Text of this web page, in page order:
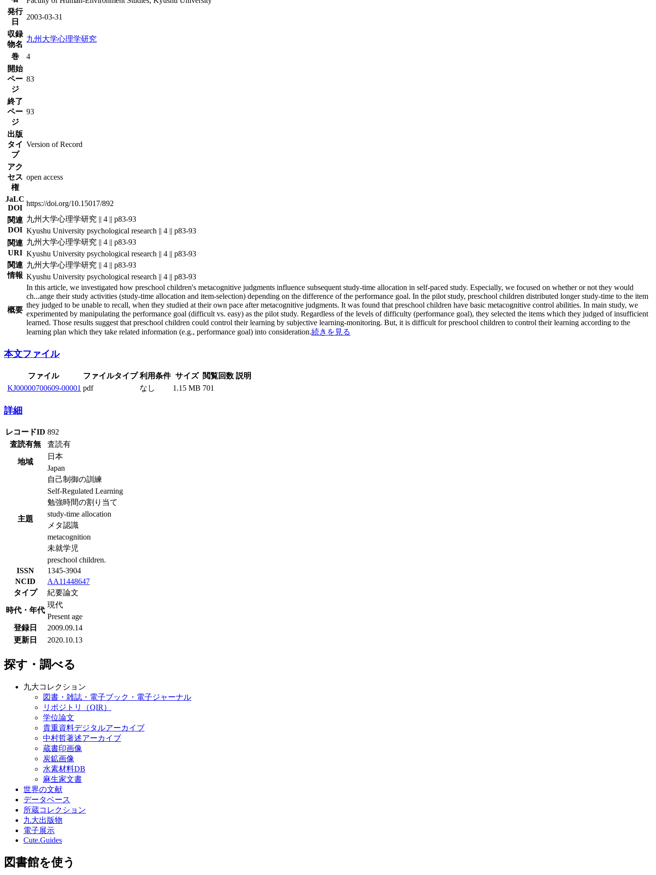
発行
日
2003-03-31
収録
物名
九州大学心理学研究
巻
4
開始
ペー
ジ
83
終了
ペー
ジ
93
出版
タイ
プ
Version of Record
アク
セス
権
open access
JaLC
DOI
https://doi.org/10.15017/892
関連
DOI
九州大学心理学研究 || 4 || p83-93
Kyushu University psychological research || 4 || p83-93
関連
URI
九州大学心理学研究 || 4 || p83-93
Kyushu University psychological research || 4 || p83-93
関連
情報
九州大学心理学研究 || 4 || p83-93
Kyushu University psychological research || 4 || p83-93
概要
In this article, we investigated how preschool children's metacognitive judgments influence subsequent study-time allocation in self-paced study. Especially, we focused on whether or not they would
ch...ange their study activities (study-time allocation and item-selection) depending on the difference of the performance goal. In the pilot study, preschool children distributed longer study-time to the item
they judged to be unable to recall, when they studied at their own pace after metacognitive judgments. It was found that preschool children have basic metacognitive control abilities. In main study, we
experimented by manipulating the performance goal (difficult vs. easy) as the pilot study. Regardless of the levels of difficulty (performance goal), they selected the items which they judged of insufficient
learned. Those results suggest that preschool children could control their learning by subjective learning-monitoring. But, it is difficult for preschool children to control their learning according to the
learning plan which they take related information (e.g., performance goal) into consideration.続きを見る
本文ファイル
ファイル ファイルタイプ 利用条件 サイズ 閲覧回数 説明
KJ00000700609-00001 pdf なし 1.15 MB 701
詳細
レコードID 892
査読有無
査読有
地域
日本
Japan
主題
自己制御の訓練
Self-Regulated Learning
勉強時間の割り当て
study-time allocation
メタ認識
metacognition
未就学児
preschool children.
ISSN
1345-3904
NCID
AA11448647
タイプ
紀要論文
時代・年代
現代
Present age
登録日
2009.09.14
更新日
2020.10.13
探す・調べる
九大コレクション
図書・雑誌・電子ブック・電子ジャーナル
リポジトリ（QIR）
学位論文
貴重資料デジタルアーカイブ
中村哲著述アーカイブ
蔵書印画像
炭鉱画像
水素材料DB
麻生家文書
世界の文献
データベース
所蔵コレクション
九大出版物
電子展示
Cute.Guides
図書館を使う